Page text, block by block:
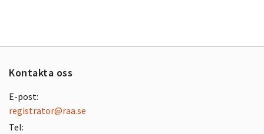
Kontakta oss
E-post:
registrator@raa.se
Tel: